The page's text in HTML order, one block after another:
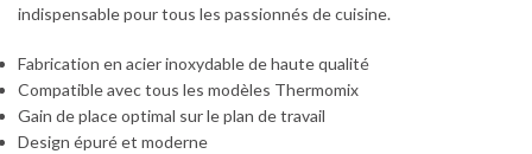
indispensable pour tous les passionnés de cuisine.
Fabrication en acier inoxydable de haute qualité
Compatible avec tous les modèles Thermomix
Gain de place optimal sur le plan de travail
Design épuré et moderne